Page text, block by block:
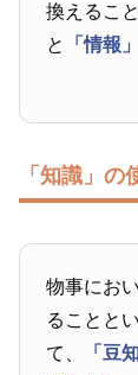
換えるこ
と
「情報」
「知識」の
物事にお
ることと
て、
「豆